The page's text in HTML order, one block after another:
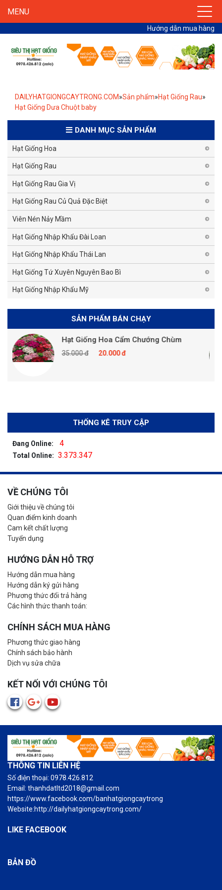
MENU
Hướng dẫn mua hàng
DAILYHATGIONGCAYTRONG.COM»Sản phẩm»Hạt Giống Rau»
Hạt Giống Dưa Chuột baby
DANH MỤC SẢN PHẨM
Hạt Giống Hoa
Hạt Giống Rau
Hạt Giống Rau Gia Vị
Hạt Giống Rau Củ Quả Đặc Biệt
Viên Nén Nảy Mầm
Hạt Giống Nhập Khẩu Đài Loan
Hạt Giống Nhập Khẩu Thái Lan
Hạt Giống Tứ Xuyên Nguyên Bao Bì
Hạt Giống Nhập Khẩu Mỹ
SẢN PHẨM BÁN CHẠY
Hạt Giống Hoa Cẩm Chướng Chùm
35.000 đ 20.000 đ
THỐNG KÊ TRUY CẬP
Đang Online: 4
Total Online: 3.373.347
VỀ CHÚNG TÔI
Giới thiệu về chúng tôi
Quan điểm kinh doanh
Cam kết chất lượng
Tuyển dụng
HƯỚNG DẪN HỖ TRỢ
Hướng dẫn mua hàng
Hướng dẫn ký gửi hàng
Phương thức đổi trả hàng
Các hình thức thanh toán:
CHÍNH SÁCH MUA HÀNG
Phương thức giao hàng
Chính sách bảo hành
Dịch vụ sửa chữa
KẾT NỐI VỚI CHÚNG TÔI
THÔNG TIN LIÊN HỆ
Số điện thoại: 0978.426.812
Email: thanhdatltd2018@gmail.com
https://www.facebook.com/banhatgiongcaytrong
Website:http://dailyhatgiongcaytrong.com/
LIKE FACEBOOK
BẢN ĐỒ